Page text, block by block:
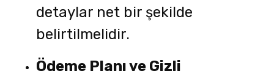
detaylar net bir şekilde
belirtilmelidir.
Ödeme Planı ve Gizli